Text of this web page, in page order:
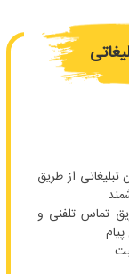
از طریق
تماس تلفنی و